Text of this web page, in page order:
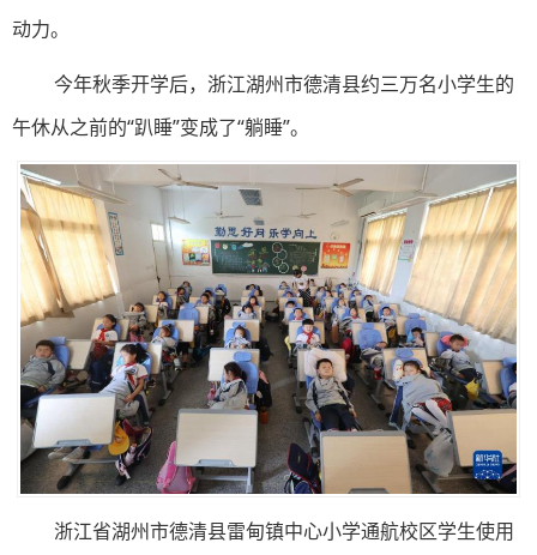
动力。
今年秋季开学后，浙江湖州市德清县约三万名小学生的
午休从之前的“趴睡”变成了“躺睡”。
浙江省湖州市德清县雷甸镇中心小学通航校区学生使用